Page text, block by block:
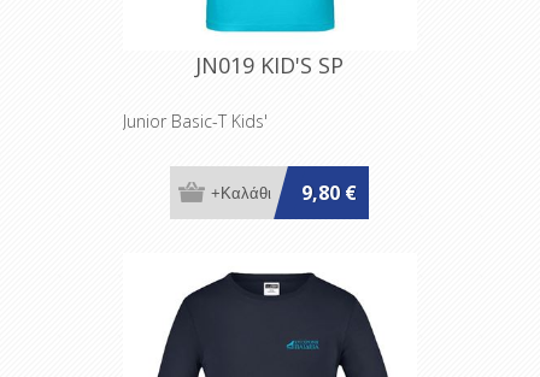
JN019 KID'S SP
Junior Basic-T Kids'
9,80 €